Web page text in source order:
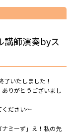
講師演奏byス
了いたしました！
りがとうございまし
ください～
ミーず」え！私の先